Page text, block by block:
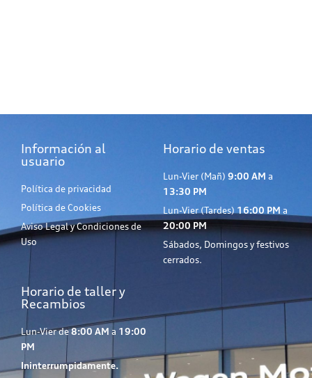
Información al
usuario
Política de privacidad
Política de Cookies
Aviso Legal y Condiciones de
Uso
Horario de ventas
Lun-Vier (Mañ) 9:00 AM a
13:30 PM
Lun-Vier (Tardes) 16:00 PM a
20:00 PM
Sábados, Domingos y festivos
cerrados.
Horario de taller y
Recambios
Lun-Vier de8:00 AM a 19:00
PM
Ininterrumpidamente.